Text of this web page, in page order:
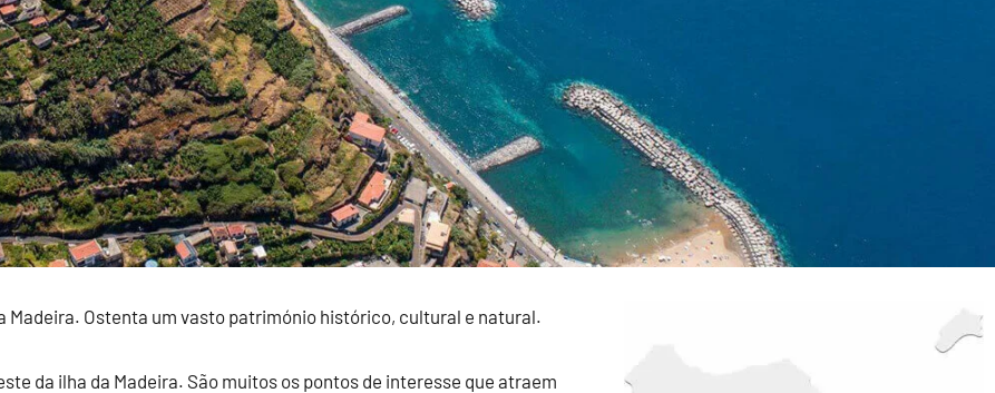
Madeira. Ostenta um vasto património histórico, cultural e natural.
da ilha da Madeira. São muitos os pontos de interesse que atraem